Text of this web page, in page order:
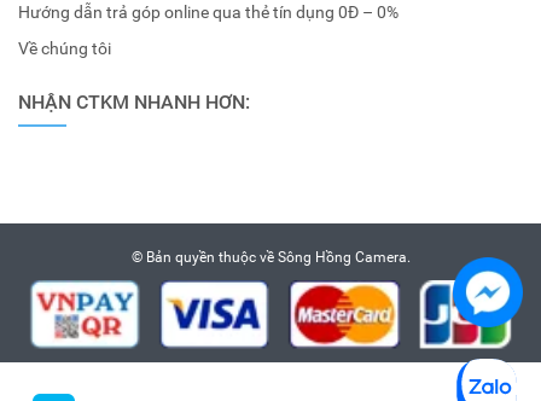
Hướng dẫn trả góp online qua thẻ tín dụng 0Đ – 0%
Về chúng tôi
NHẬN CTKM NHANH HƠN:
© Bản quyền thuộc về Sông Hồng Camera.